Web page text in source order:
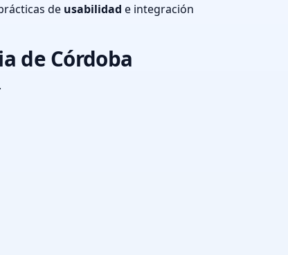
de usabilidad e integración
de Córdoba